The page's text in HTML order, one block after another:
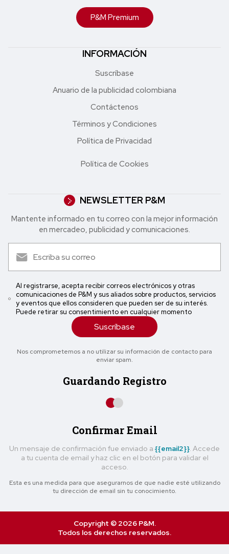
P&M Premium
INFORMACIÓN
Suscríbase
Anuario de la publicidad colombiana
Contáctenos
Términos y Condiciones
Política de Privacidad
Política de Cookies
NEWSLETTER P&M
Mantente informado en tu correo con la mejor in formación
en mercadeo, publicidad y comunicaciones.
Al registrarse, acepta recibir correos electrónicos y otras
comunicaciones de P&M y sus aliados sobre productos, servicios
y eventos que ellos consideren que pueden ser de su interés.
Puede retirar su consentimiento en cualquier momento
Suscríbase
Nos comprometemos a no utilizar su información de contacto para
enviar spam.
Guardando Registro
Confirmar Email
Un mensaje de confirmación fue enviado a {{email2}} . Accede
a tu cuenta de email y haz clic en el botón para validar el
acceso.
Esta es una medida para que asegurarnos de que nadie esté utilizando
tu dirección de email sin tu conocimiento.
Copyright © 2026 P&M.
Todos los derechos reservados.